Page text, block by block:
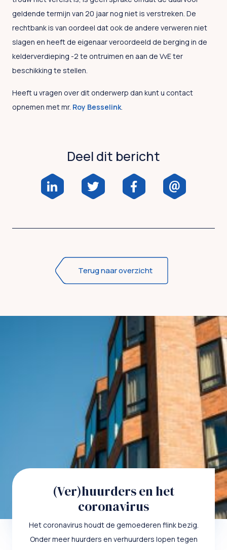
geldende termijn van 20 jaar nog niet is verstreken. De
rechtbank is van oordeel dat ook de andere verweren niet
slagen en heeft de eigenaar veroordeeld de berging in de
kelderverdieping -2 te ontruimen en aan de VvE ter
beschikking te stellen.
Heeft u vragen over dit onderwerp dan kunt u contact
opnemen met mr. Roy Besselink.
Deel dit bericht
Terug naar overzicht
(Ver)huurders en het
coronavirus
Het coronavirus houdt de gemoederen flink bezig.
Onder meer huurders en verhuurders lopen tegen